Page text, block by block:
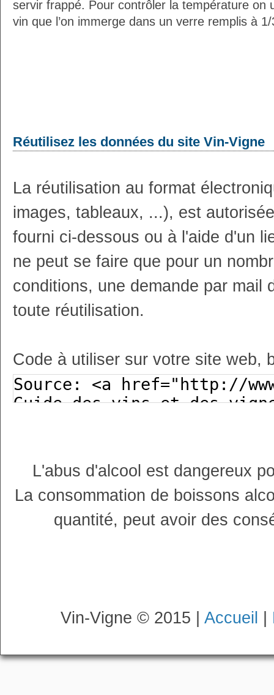
servir frappé. Pour contrôler la température on
vin que l’on immerge dans un verre remplis à
Réutilisez les données du site Vin-Vigne
La réutilisation au format
images, tableaux, ...), est
fourni ci-dessous ou à l'aide d'un
ne peut se faire que pour un
conditions, une demande par mail
toute réutilisation.
Code à utiliser sur votre site web,
L'abus d'alcool est dangereux
La consommation de boissons
quantité, peut avoir des
Vin-Vigne © 2015 | Accueil